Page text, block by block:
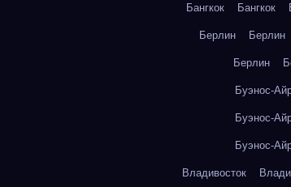
Бангкок Бангкок
Берлин Берлин
Берлин
Буэнос-
Буэнос-
Буэнос-
Владивосток